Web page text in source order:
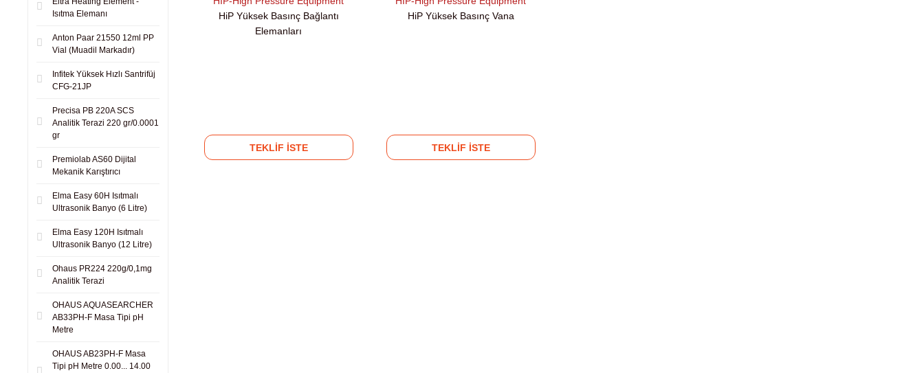
Isıtma Elemanı
Anton Paar 21550 12ml PP
Vial (Muadil Markadır)
Infitek Yüksek Hızlı Santrifüj
CFG-21JP
Precisa PB 220A SCS
Analitik Terazi 220 gr/0.0001
gr
Premiolab AS60 Dijital
Mekanik Karıştırıcı
Elma Easy 60H Isıtmalı
Ultrasonik Banyo (6 Litre)
Elma Easy 120H Isıtmalı
Ultrasonik Banyo (12 Litre)
Ohaus PR224 220g/0,1mg
Analitik Terazi
OHAUS AQUASEARCHER
AB33PH-F Masa Tipi pH
Metre
OHAUS AB23PH-F Masa
Tipi pH Metre 0.00... 14.00
HiP Yüksek Basınç Bağlantı
Elemanları
TEKLİF İSTE
HiP Yüksek Basınç Vana
TEKLİF İSTE